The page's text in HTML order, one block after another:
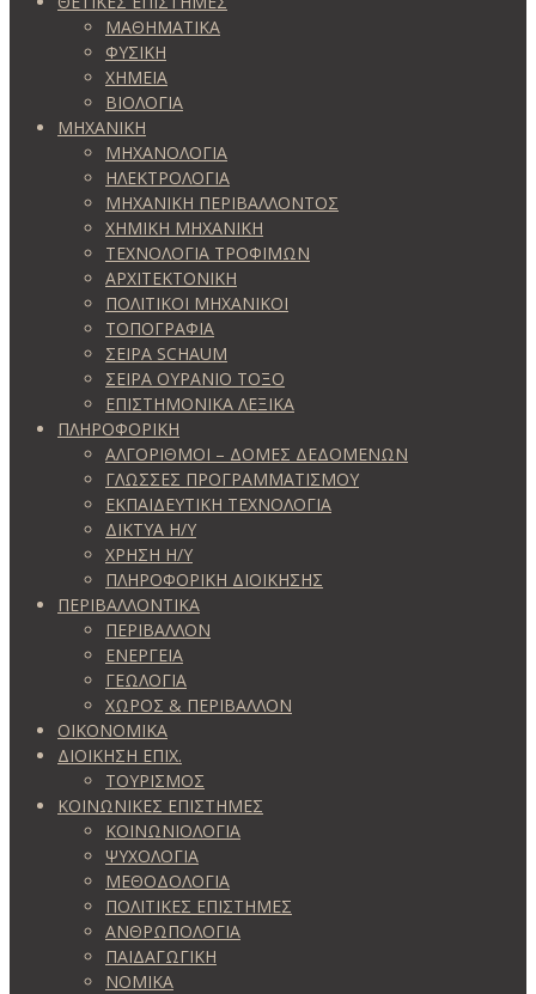
ΜΑΘΗΜΑΤΙΚΑ
ΦΥΣΙΚΗ
ΧΗΜΕΙΑ
ΒΙΟΛΟΓΙΑ
ΜΗΧΑΝΙΚΗ
ΜΗΧΑΝΟΛΟΓΙΑ
ΗΛΕΚΤΡΟΛΟΓΙΑ
ΜΗΧΑΝΙΚΗ ΠΕΡΙΒΑΛΛΟΝΤΟΣ
ΧΗΜΙΚΗ ΜΗΧΑΝΙΚΗ
ΤΕΧΝΟΛΟΓΙΑ ΤΡΟΦΙΜΩΝ
ΑΡΧΙΤΕΚΤΟΝΙΚΗ
ΠΟΛΙΤΙΚΟΙ ΜΗΧΑΝΙΚΟΙ
ΤΟΠΟΓΡΑΦΙΑ
ΣΕΙΡΑ SCHAUM
ΣΕΙΡΑ ΟΥΡΑΝΙΟ ΤΟΞΟ
ΕΠΙΣΤΗΜΟΝΙΚΑ ΛΕΞΙΚΑ
ΠΛΗΡΟΦΟΡΙΚΗ
ΑΛΓΟΡΙΘΜΟΙ – ΔΟΜΕΣ ΔΕΔΟΜΕΝΩΝ
ΓΛΩΣΣΕΣ ΠΡΟΓΡΑΜΜΑΤΙΣΜΟΥ
ΕΚΠΑΙΔΕΥΤΙΚΗ ΤΕΧΝΟΛΟΓΙΑ
ΔΙΚΤΥΑ Η/Υ
ΧΡΗΣΗ Η/Υ
ΠΛΗΡΟΦΟΡΙΚΗ ΔΙΟΙΚΗΣΗΣ
ΠΕΡΙΒΑΛΛΟΝΤΙΚΑ
ΠΕΡΙΒΑΛΛΟΝ
ΕΝΕΡΓΕΙΑ
ΓΕΩΛOΓΙΑ
ΧΩΡΟΣ & ΠΕΡΙΒΑΛΛΟΝ
ΟΙΚΟΝΟΜΙΚΑ
ΔΙΟΙΚΗΣΗ ΕΠΙΧ.
ΤΟΥΡΙΣΜΟΣ
ΚΟΙΝΩΝΙΚΕΣ ΕΠΙΣΤΗΜΕΣ
ΚΟΙΝΩΝΙΟΛΟΓΙΑ
ΨΥΧΟΛΟΓΙΑ
ΜΕΘΟΔΟΛΟΓΙΑ
ΠΟΛΙΤΙΚΕΣ ΕΠΙΣΤΗΜΕΣ
ΑΝΘΡΩΠΟΛΟΓΙΑ
ΠΑΙΔΑΓΩΓΙΚΗ
ΝΟΜΙΚΑ